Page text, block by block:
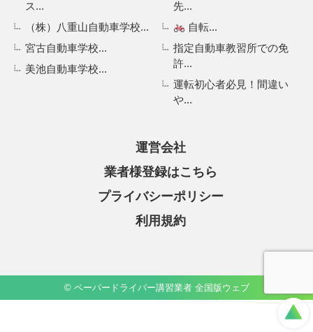
ス...
（株）八重山自動車学校...
宮古自動車学校...
美池自動車学校...
先...
自転...
指定自動車教習所での免
許...
運転初心者必見！間違い
や...
運営会社
業者様登録はこちら
プライバシーポリシー
利用規約
© ペーパードライバー講習業者 全国版ウェブ